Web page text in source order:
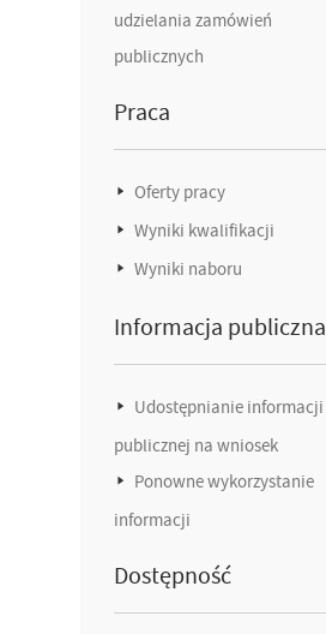
udzielania zamówień
publicznych
Praca
Oferty pracy
Wyniki kwalifikacji
Wyniki naboru
Informacja publiczna
Udostępnianie informacji
publicznej na wniosek
Ponowne wykorzystanie
informacji
Dostępność